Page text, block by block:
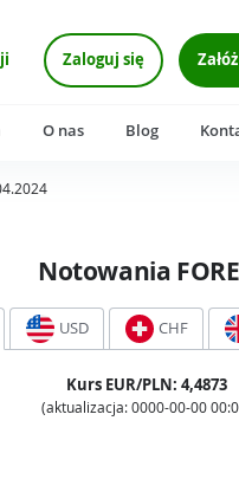
Zaloguj się
O nas Blog
Notowania
USD CHF
Kurs EUR/PLN: 4,4873
(aktualizacja: 0000-00-00